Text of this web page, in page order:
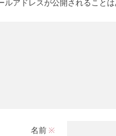
ルアドレスが公開されることは
名前 ※